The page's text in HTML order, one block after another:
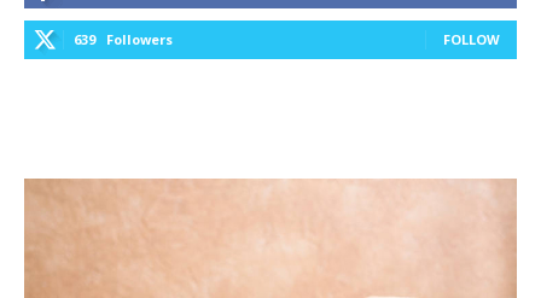
639 Followers FOLLOW